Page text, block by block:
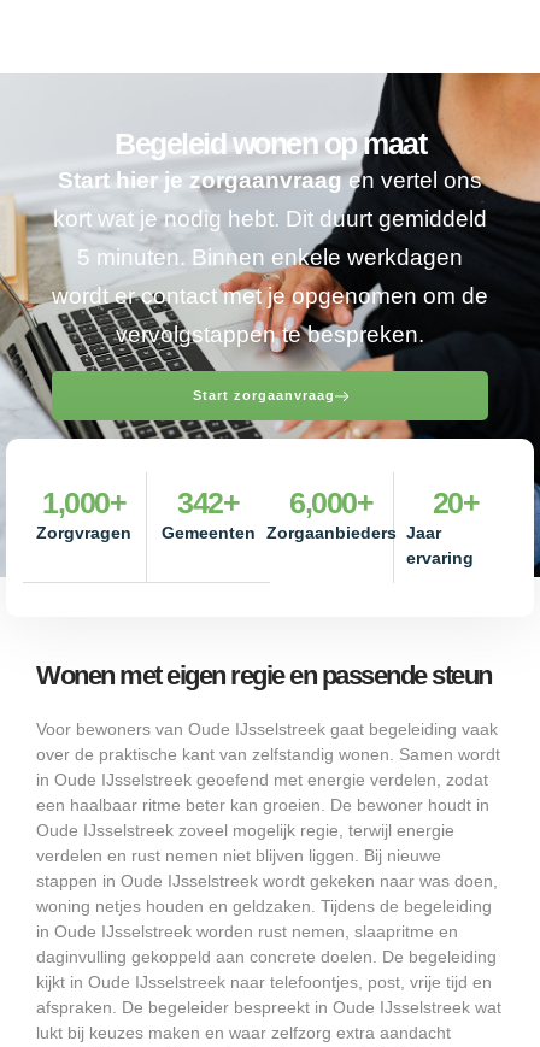
Begeleid wonen op maat
Start hier je zorgaanvraagen vertel ons
kort wat je nodig hebt. Dit duurt gemiddeld
5 minuten. Binnen enkele werkdagen
wordt er contact met je opgenomen om de
vervolgstappen te bespreken.
Start zorgaanvraag
Zorgvragen
1,000+
Gemeenten
342+
Zorgaanbieders
6,000+
Jaar
ervaring
20+
Wonen met eigen regie en passende steun
Voor bewoners van Oude IJsselstreek gaat begeleiding vaak
over de praktische kant van zelfstandig wonen. Samen wordt
in Oude IJsselstreek geoefend met energie verdelen, zodat
een haalbaar ritme beter kan groeien. De bewoner houdt in
Oude IJsselstreek zoveel mogelijk regie, terwijl energie
verdelen en rust nemen niet blijven liggen. Bij nieuwe
stappen in Oude IJsselstreek wordt gekeken naar was doen,
woning netjes houden en geldzaken. Tijdens de begeleiding
in Oude IJsselstreek worden rust nemen, slaapritme en
daginvulling gekoppeld aan concrete doelen. De begeleiding
kijkt in Oude IJsselstreek naar telefoontjes, post, vrije tijd en
afspraken. De begeleider bespreekt in Oude IJsselstreek wat
lukt bij keuzes maken en waar zelfzorg extra aandacht